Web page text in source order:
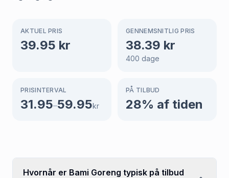
AKTUEL PRIS
39.95 kr
GENNEMSNITLIG PRIS
38.39 kr
400 dage
PRISINTERVAL
31.95–59.95kr
PÅ TILBUD
28% af tiden
Hvornår er Bami Goreng typisk på tilbud